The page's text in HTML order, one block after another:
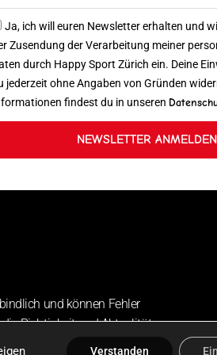
Ja, ich will euren Newsletter erhalten und
Zusendung der Verarbeitung meiner
durch Happy Sport Zürich ein. Deine
jederzeit ohne Angaben von Gründen
findest du in unseren
NEWSLETTER ANMELDEN
und können Fehler
Richtigkeit und Aktualität
Verstanden